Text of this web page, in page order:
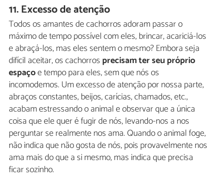
11. Excesso de atenção
Todos os amantes de cachorros adoram passar o
máximo de tempo possível com eles, brincar, acariciá-los
e abraçá-los, mas eles sentem o mesmo? Embora seja
difícil aceitar, os cachorros precisam ter seu próprio
espaçoe tempo para eles, sem que nós os
incomodemos. Um excesso de atenção por nossa parte,
abraços constantes, beijos, carícias, chamados, etc.,
acabam estressando o animal e observar que a única
coisa que ele quer é fugir de nós, levando-nos a nos
perguntar se realmente nos ama. Quando o animal foge,
não indica que não gosta de nós, pois provavelmente nos
ama mais do que a si mesmo, mas indica que precisa
ficar sozinho.